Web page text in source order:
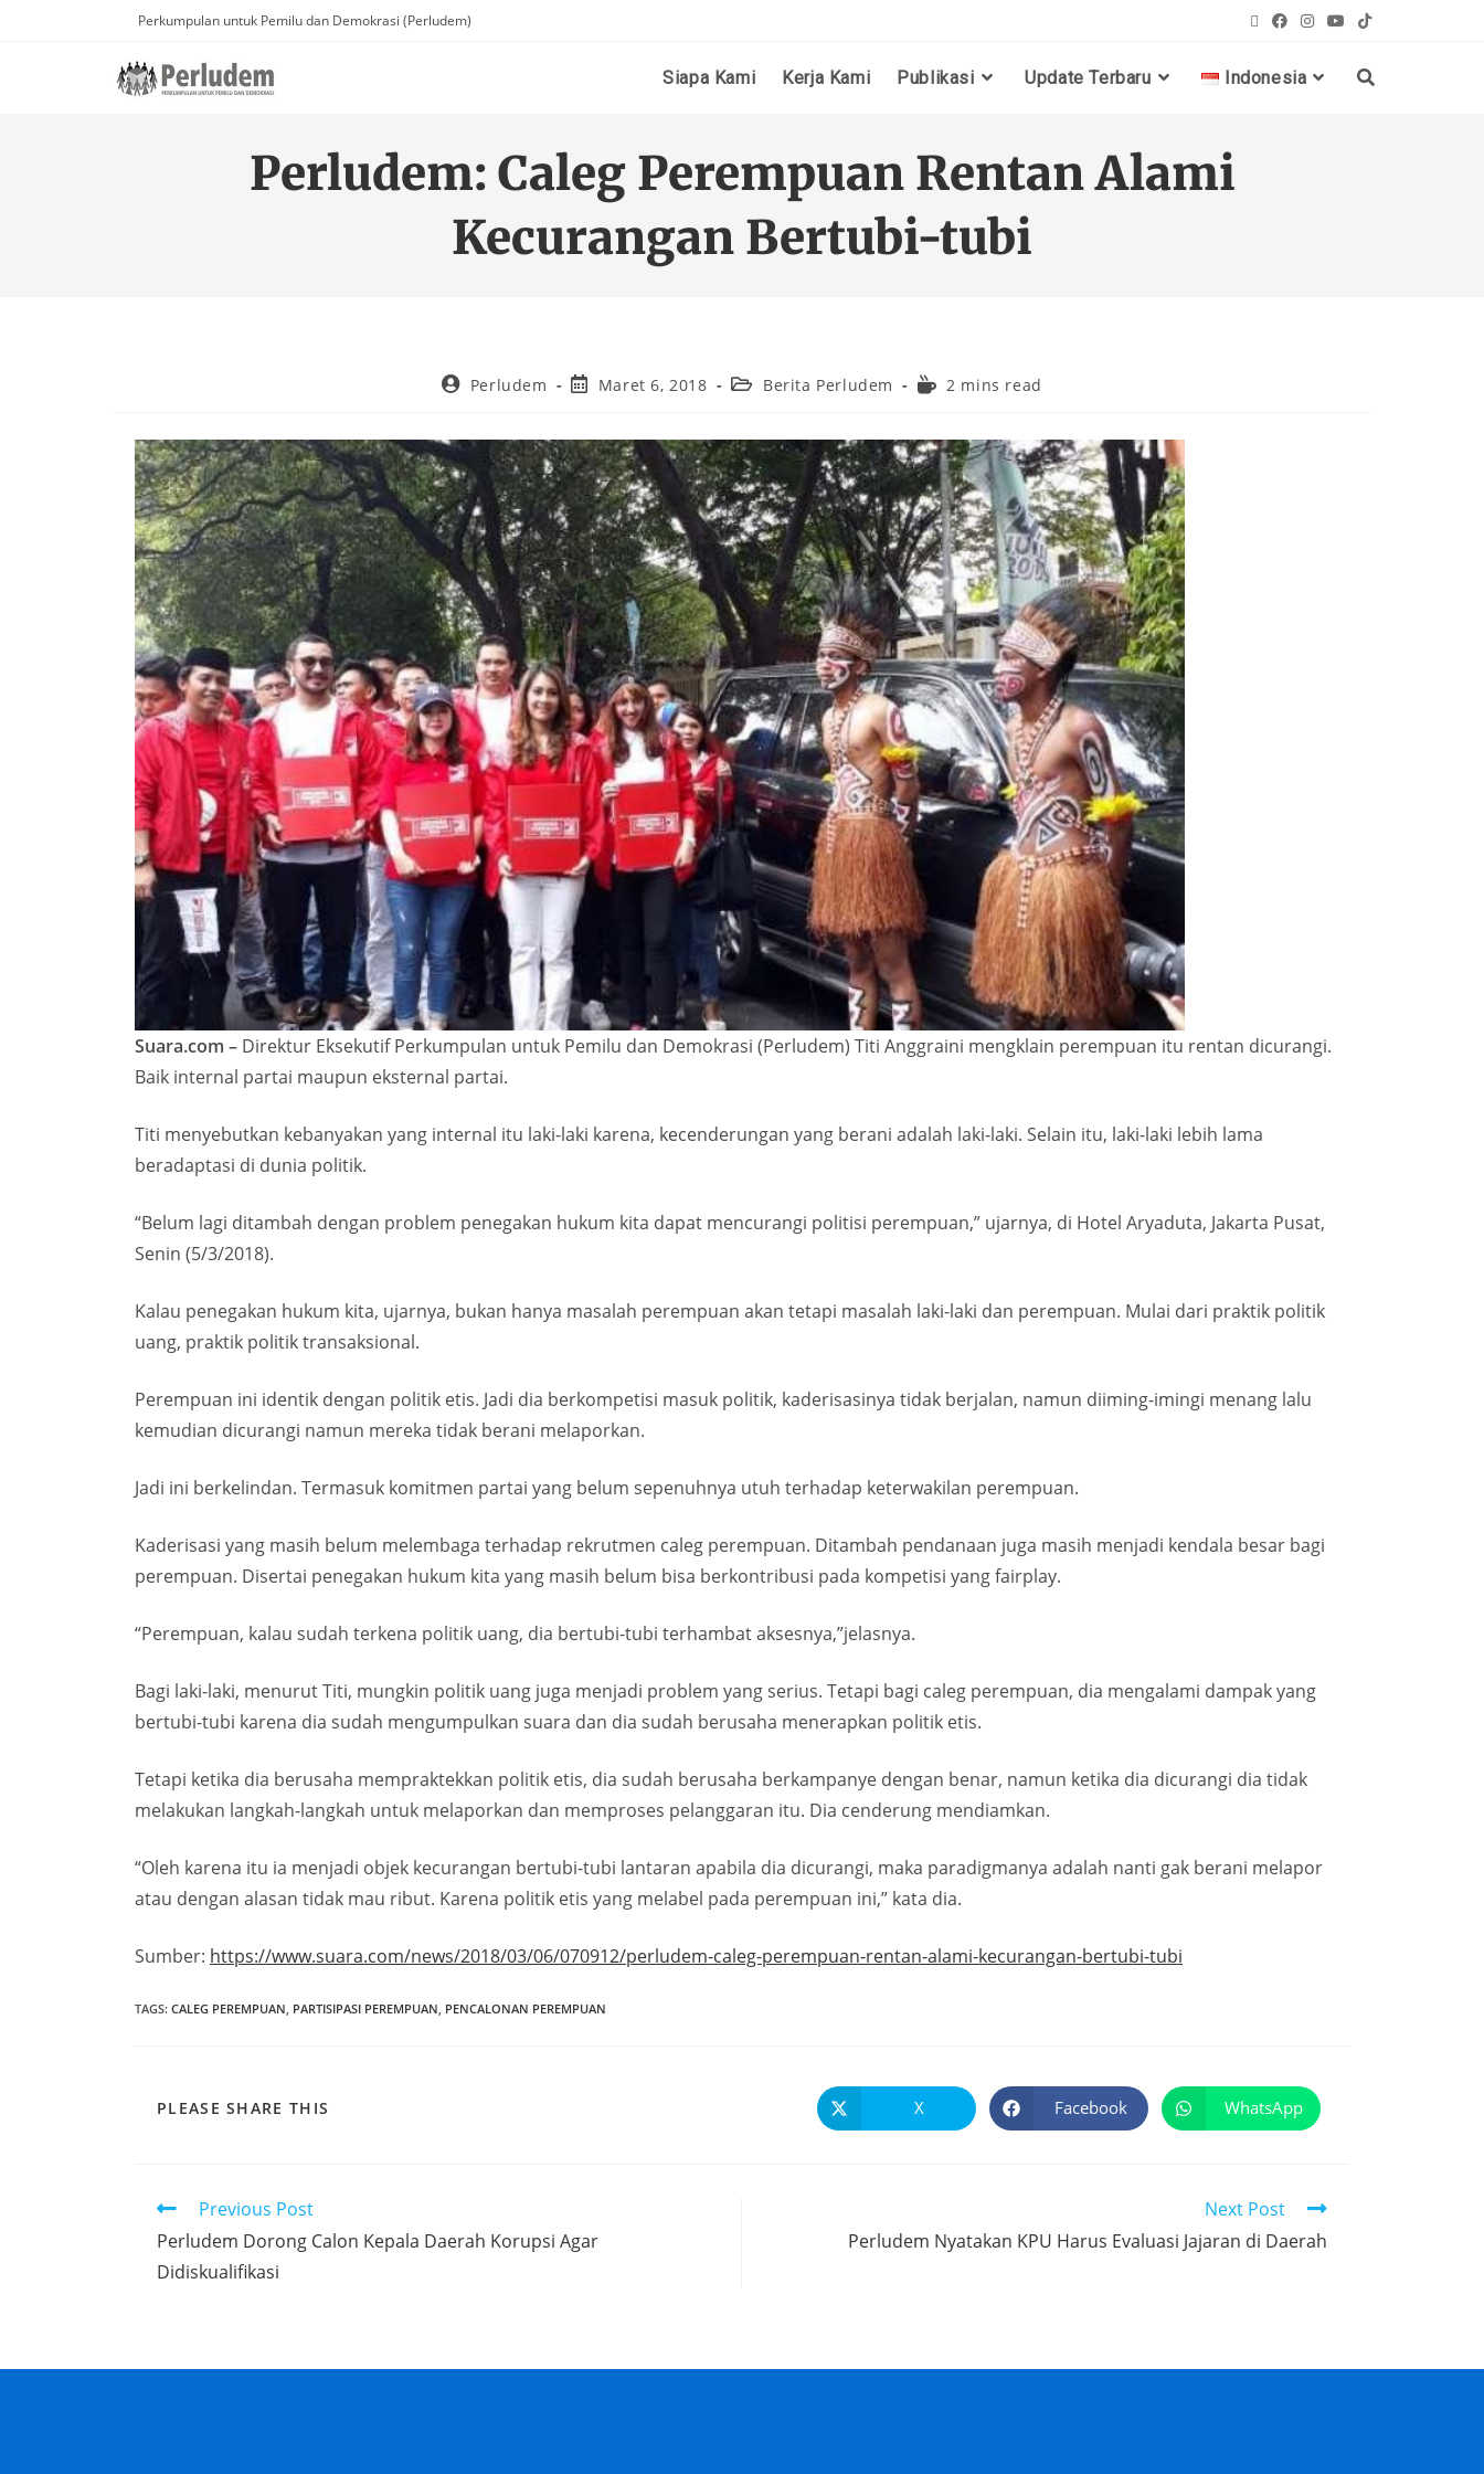
Perkumpulan untuk Pemilu dan Demokrasi (Perludem)
Siapa Kami Kerja Kami Publikasi Update Terbaru Indonesia
Perludem: Caleg Perempuan Rentan Alami
Kecurangan Bertubi-tubi
Perludem Maret 6, 2018 Berita Perludem 2 mins read
Suara.com – Direktur Eksekutif Perkumpulan untuk Pemilu dan Demokrasi (Perludem) Titi Anggraini mengklain perempuan itu rentan dicurangi.
Baik internal partai maupun eksternal partai.
Titi menyebutkan kebanyakan yang internal itu laki-laki karena, kecenderungan yang berani adalah laki-laki. Selain itu, laki-laki lebih lama
beradaptasi di dunia politik.
“Belum lagi ditambah dengan problem penegakan hukum kita dapat mencurangi politisi perempuan,” ujarnya, di Hotel Aryaduta, Jakarta Pusat,
Senin (5/3/2018).
Kalau penegakan hukum kita, ujarnya, bukan hanya masalah perempuan akan tetapi masalah laki-laki dan perempuan. Mulai dari praktik politik
uang, praktik politik transaksional.
Perempuan ini identik dengan politik etis. Jadi dia berkompetisi masuk politik, kaderisasinya tidak berjalan, namun diiming-imingi menang lalu
kemudian dicurangi namun mereka tidak berani melaporkan.
Jadi ini berkelindan. Termasuk komitmen partai yang belum sepenuhnya utuh terhadap keterwakilan perempuan.
Kaderisasi yang masih belum melembaga terhadap rekrutmen caleg perempuan. Ditambah pendanaan juga masih menjadi kendala besar bagi
perempuan. Disertai penegakan hukum kita yang masih belum bisa berkontribusi pada kompetisi yang fairplay.
“Perempuan, kalau sudah terkena politik uang, dia bertubi-tubi terhambat aksesnya,”jelasnya.
Bagi laki-laki, menurut Titi, mungkin politik uang juga menjadi problem yang serius. Tetapi bagi caleg perempuan, dia mengalami dampak yang
bertubi-tubi karena dia sudah mengumpulkan suara dan dia sudah berusaha menerapkan politik etis.
Tetapi ketika dia berusaha mempraktekkan politik etis, dia sudah berusaha berkampanye dengan benar, namun ketika dia dicurangi dia tidak
melakukan langkah-langkah untuk melaporkan dan memproses pelanggaran itu. Dia cenderung mendiamkan.
“Oleh karena itu ia menjadi objek kecurangan bertubi-tubi lantaran apabila dia dicurangi, maka paradigmanya adalah nanti gak berani melapor
atau dengan alasan tidak mau ribut. Karena politik etis yang melabel pada perempuan ini,” kata dia.
Sumber: https://www.suara.com/news/2018/03/06/070912/perludem-caleg-perempuan-rentan-alami-kecurangan-bertubi-tubi
TAGS: CALEG PEREMPUAN PARTISIPASI PEREMPUAN PENCALONAN PEREMPUAN
PLEASE SHARE THIS X Facebook WhatsApp
Previous Post
Perludem Dorong Calon Kepala Daerah Korupsi Agar
Didiskualifikasi
Next Post
Perludem Nyatakan KPU Harus Evaluasi Jajaran di Daerah